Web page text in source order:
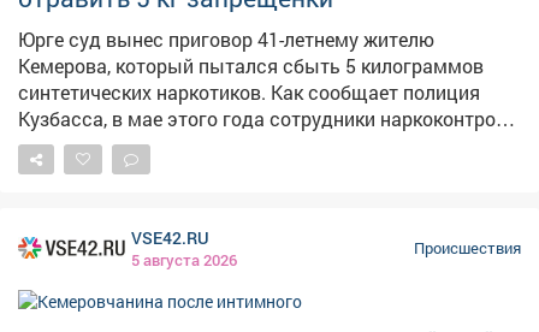
Юрге суд вынес приговор 41-летнему жителю
Кемерова, который пытался сбыть 5 килограммов
синтетических наркотиков. Как сообщает полиция
Кузбасса, в мае этого года сотрудники наркоконтроля
получили информацию о готовящейся крупной
партии. Оперативники разработали спецоперацию и в
машины изъяли сумку с 5 свёртками "синтетики"
общей массой около 5 килограммов – это особо
крупный размер. Мужчина нашёл криминальный
VSE42.RU
5 августа 2026
Происшествия